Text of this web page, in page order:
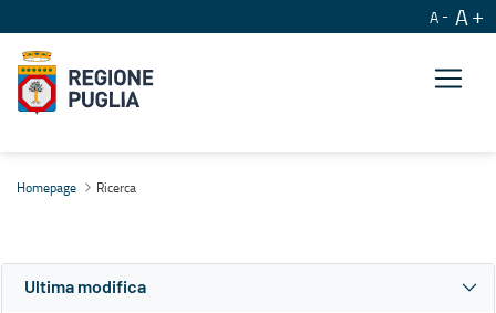
A A
Homepage Ricerca
Ultima modifica